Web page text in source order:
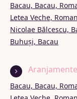
Bacau, Bacau,
Letea Veche,
Nicolae Bălcescu,
Buhuși, Bacau
Bacau, Bacau,